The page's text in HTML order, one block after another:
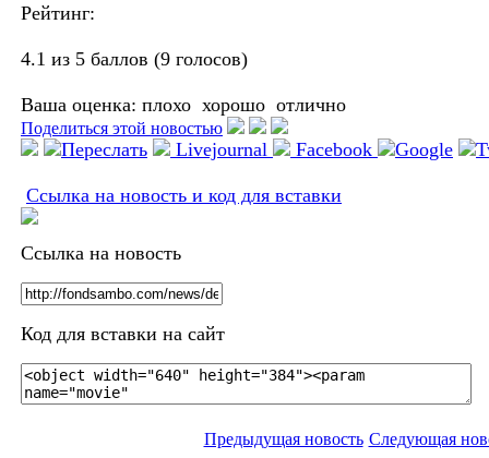
Рейтинг:
4.1 из 5 баллов (9 голосов)
Ваша оценка: плохо хорошо отлично
Поделиться этой новостью
Переслать Livejournal Facebook Google
Ссылка на новость и код для вставки
Ссылка на новость
Код для вставки на сайт
Предыдущая новость Следующая